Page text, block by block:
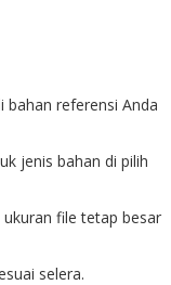
referensi Anda
jenis bahan di pilih
file tetap besar
selera.